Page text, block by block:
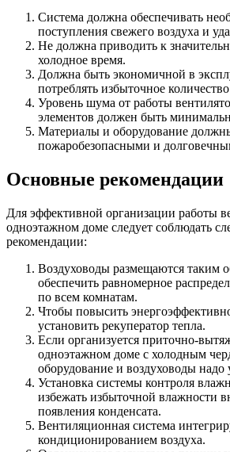
Система должна обеспечивать
поступления свежего воздуха и
Не должна приводить к
холодное время.
Должна быть экономичной в
потреблять избыточное
Уровень шума от работы
элементов должен быть
Материалы и оборудование
пожаробезопасными и
Основные рекомендации
Для эффективной организации работы
одноэтажном доме следует соблюдать
рекомендации:
Воздуховоды размещаются таким
обеспечить равномерное
по всем комнатам.
Чтобы повысить
установить рекуператор тепла.
Если организуется приточно-
одноэтажном доме с холодным
оборудование и воздуховоды надо
Установка системы контроля
избежать избыточной влажности
появления конденсата.
Вентиляционная система
кондиционированием воздуха.